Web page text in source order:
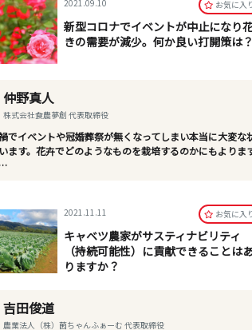
2021.09.10 お気に⼊
新型コロナでイベントが中止になり
きの需要が減少。何か良い打開策は？
仲野真人
株式会社食農夢創 代表取締役
でイベントや冠婚葬祭が無くなってしまい本当に大変な
ます。花卉でどのようなものを栽培するのかにもよりま
2021.11.11 お気に⼊
キャベツ農家がサスティナビリティ
（持続可能性）に貢献できることは
りますか？
吉田俊道
農業法人（株）菌ちゃんふぁーむ 代表取締役